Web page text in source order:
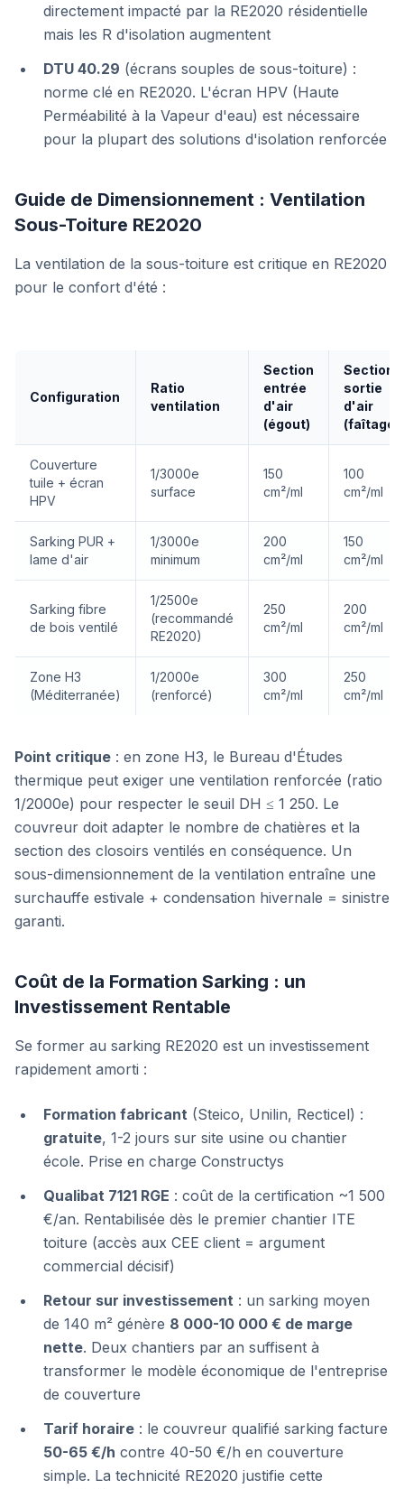
directement impacté par la RE2020 résidentielle
mais les R d'isolation augmentent
DTU 40.29 (écrans souples de sous-toiture) :
norme clé en RE2020. L'écran HPV (Haute
Perméabilité à la Vapeur d'eau) est nécessaire
pour la plupart des solutions d'isolation renforcée
Guide de Dimensionnement : Ventilation
Sous-Toiture RE2020
La ventilation de la sous-toiture est critique en RE2020
pour le confort d'été :
Configuration
Ratio
ventilation
Section
entrée
d'air
(égout)
Section
sortie
d'air
(faîtage)
Couverture
tuile + écran
HPV
1/3000e
surface
150
cm²/ml
100
cm²/ml
Sarking PUR +
lame d'air
1/3000e
minimum
200
cm²/ml
150
cm²/ml
Sarking fibre
de bois ventilé
1/2500e
(recommandé
RE2020)
250
cm²/ml
200
cm²/ml
Zone H3
(Méditerranée)
1/2000e
(renforcé)
300
cm²/ml
250
cm²/ml
Point critique : en zone H3, le Bureau d'Études
thermique peut exiger une ventilation renforcée (ratio
1/2000e) pour respecter le seuil DH ≤ 1 250. Le
couvreur doit adapter le nombre de chatières et la
section des closoirs ventilés en conséquence. Un
sous-dimensionnement de la ventilation entraîne une
surchauffe estivale + condensation hivernale = sinistre
garanti.
Coût de la Formation Sarking : un
Investissement Rentable
Se former au sarking RE2020 est un investissement
rapidement amorti :
Formation fabricant (Steico, Unilin, Recticel) :
gratuite, 1-2 jours sur site usine ou chantier
école. Prise en charge Constructys
Qualibat 7121 RGE : coût de la certification ~1 500
€/an. Rentabilisée dès le premier chantier ITE
toiture (accès aux CEE client = argument
commercial décisif)
Retour sur investissement : un sarking moyen
de 140 m² génère 8 000-10 000 € de marge
nette. Deux chantiers par an suffisent à
transformer le modèle économique de l'entreprise
de couverture
Tarif horaire : le couvreur qualifié sarking facture
50-65 €/h contre 40-50 €/h en couverture
simple. La technicité RE2020 justifie cette